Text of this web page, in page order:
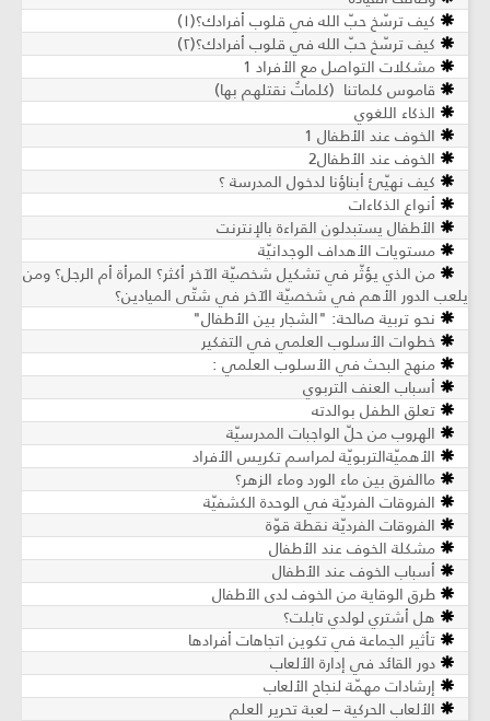
كيف ترسّخ حبّ الله في قلوب أفرادك؟(١)
كيف ترسّخ حبّ الله في قلوب أفرادك؟(٢)
مشكلات التواصل مع الأفراد 1
قاموس كلماتنا (كلماتٌ نقتلهم بها)
الذكاء اللغوي
الخوف عند الأطفال 1
الخوف عند الأطفال2
كيف نهيّئ أبناؤنا لدخول المدرسة ؟
أنواع الذكاءات
الأطفال يستبدلون القراءة بالإنترنت
مستويات الأهداف الوجدانيّة
من الذي يؤثّر في تشكيل شخصيّة الآخر أكثر؟ المرأة أم الرجل؟ ومن
يلعب الدور الأهم في شخصيّة الآخر في شتّى الميادين؟
نحو تربية صالحة: "الشجار بين الأطفال"
خطوات الأسلوب العلمي في التفكير
منهج البحث في الأسلوب العلمي :
أسباب العنف التربوي
تعلق الطفل بوالدته
الهروب من حلّ الواجبات المدرسيّة
الأهميّةالتربويّة لمراسم تكريس الأفراد
ماالفرق بين ماء الورد وماء الزهر؟
الفروقات الفرديّة في الوحدة الكشفيّة
الفروقات الفرديّة نقطة قوّة
مشكلة الخوف عند الأطفال
أسباب الخوف عند الأطفال
طرق الوقاية من الخوف لدى الأطفال
هل أشتري لولدي تابلت؟
تأثير الجماعة في تكوين اتجاهات أفرادها
دور القائد في إدارة الألعاب
إرشادات مهمّة لنجاح الألعاب
الألعاب الحركية – لعبة تحرير العلم